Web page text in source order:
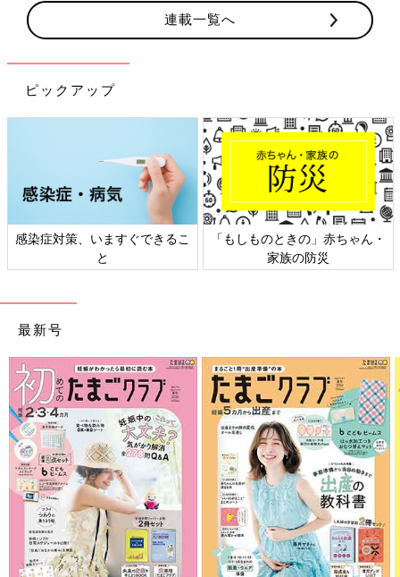
連載一覧へ
ピックアップ
日本外来小児科学会リーフレッ
ト検討会
六星占術 細木かおりさんの人生
相談
最新号